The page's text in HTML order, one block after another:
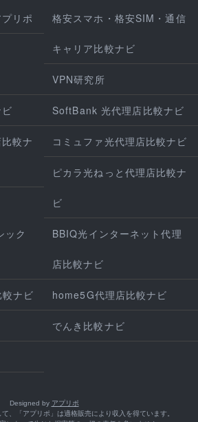
リポ 格安スマホ・格安SIM・通信
キャリア比較ナビ
VPN研究所
SoftBank 光代理店比較ナビ
較ナ コミュファ光代理店比較ナビ
ピカラ光ねっと代理店比較ナ
ビ
ック BBIQ光インターネット代理
店比較ナビ
ナビ home5G代理店比較ナビ
でんき比較ナビ
Designed by アプリポ
、「アプリポ」は適格販売により収入を得ています。